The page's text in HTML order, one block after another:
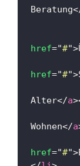
Beratung
href="#">
href="#">
Alter</a>
Wohnen</a
href="#">